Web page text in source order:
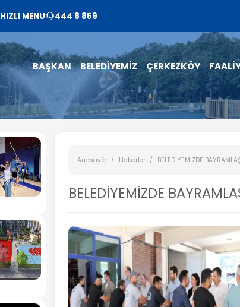
HIZLI MENU 444 8 859
BAŞKAN BELEDİYEMİZ ÇERKEZKÖY
Anasayfa Haberler BELEDİYEMİZDE
BELEDİYEMİZDE